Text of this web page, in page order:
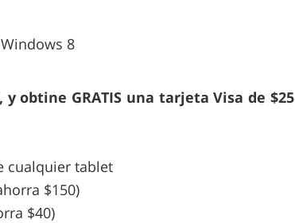
8
y obtine GRATIS una tarjeta Visa de $25
cualquier tablet
$150)
$40)